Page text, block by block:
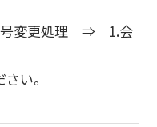
変更処理 ⇒ 1.会
い。